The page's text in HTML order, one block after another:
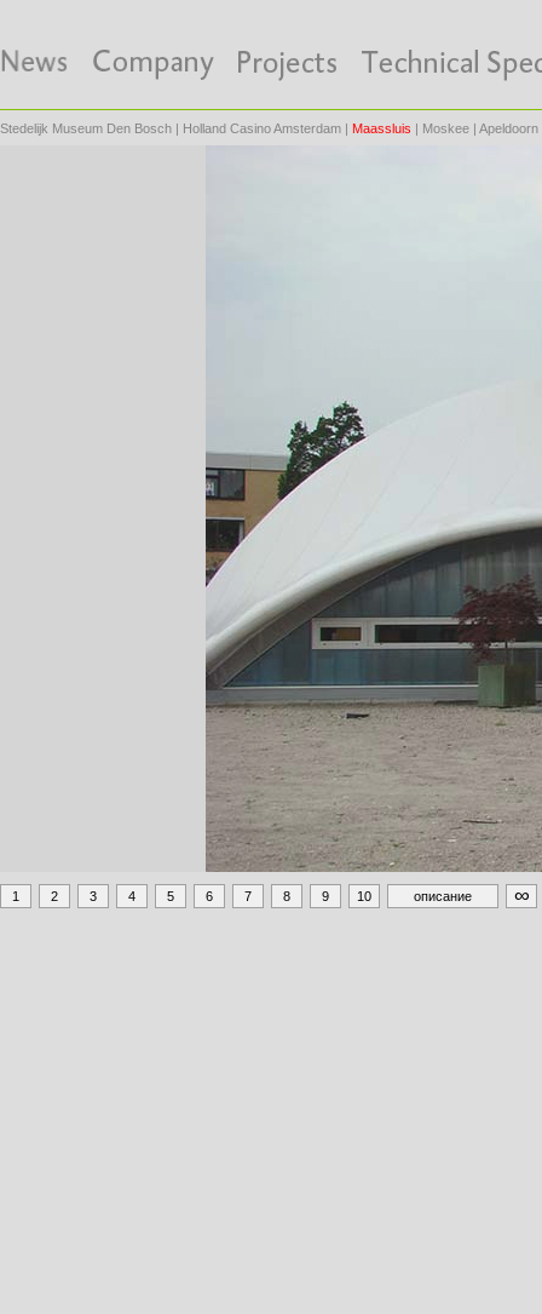
Stedelijk Museum Den Bosch | Holland Casino Amsterdam | Maassluis | Moskee | Apeldoorn
5 6 7 8
1 2 3 4 9 10 ∞
описание